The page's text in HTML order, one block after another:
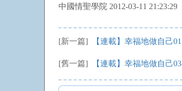
中國情聖學院 2012-03-11 21:23:29
[新一篇] 【連載】幸福地做自己01
[舊一篇] 【連載】幸福地做自己